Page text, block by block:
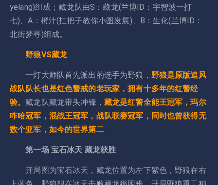
yelang)组成；藏龙队由S：藏龙(兰博ID：宇智波一打
七)、A：橙汁(扛把子教你小图发展)、B：生化(兰博ID：
北街梦寻)组成。
野狼VS藏龙
一灯大师队首先派出的选手为野狼， 野狼是原版追风
战队队长也是红色警戒的老玩家，拥有十多年的红警经
验。藏龙队藏龙带头冲锋， 藏龙是红警全能王冠军，玛尔
咋哈冠军，混战王冠军，战队联赛冠军，同时也曾获得无
数个亚军，如今的世界第二
第一场 宝石冰天 藏龙获胜
开局图为宝石冰天，藏龙位置为左下紫色，野狼在右